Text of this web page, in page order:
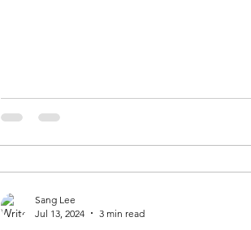
Sang Lee
Jul 13, 2024
3 min read